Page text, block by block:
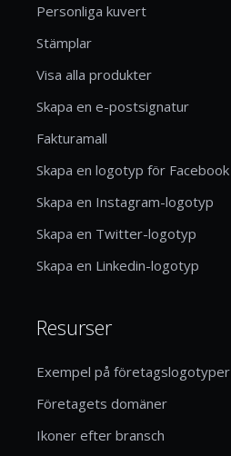
Personliga kuvert
Stämplar
Visa alla produkter
Skapa en e-postsignatur
Fakturamall
Skapa en logotyp för Facebook
Skapa en Instagram-logotyp
Skapa en Twitter-logotyp
Skapa en Linkedin-logotyp
Resurser
Exempel på företagslogotyper
Företagets domäner
Ikoner efter bransch